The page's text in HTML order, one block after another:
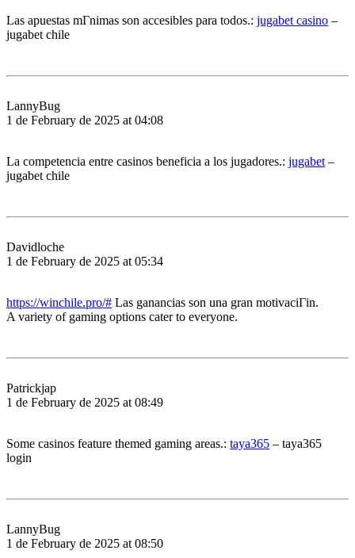
Las apuestas mГ­nimas son accesibles para todos.: jugabet casino –
jugabet chile
LannyBug
1 de February de 2025 at 04:08
La competencia entre casinos beneficia a los jugadores.: jugabet –
jugabet chile
Davidloche
1 de February de 2025 at 05:34
https://winchile.pro/# Las ganancias son una gran motivaciГіn.
A variety of gaming options cater to everyone.
Patrickjap
1 de February de 2025 at 08:49
Some casinos feature themed gaming areas.: taya365 – taya365
login
LannyBug
1 de February de 2025 at 08:50